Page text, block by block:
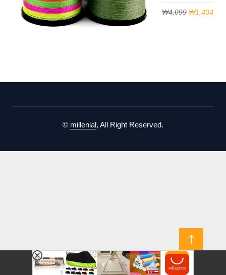
₩4,099 ₩1,404
© millenial, All Right Reserved.